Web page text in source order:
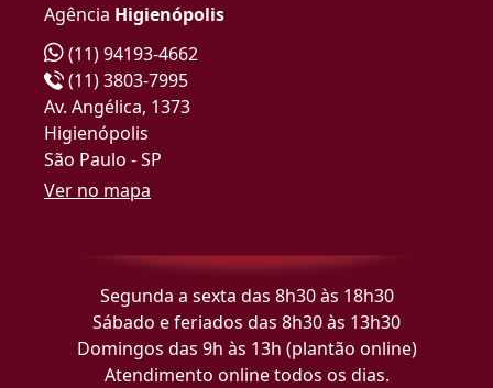
Agência Higienópolis
(11) 94193-4662
(11) 3803-7995
Av. Angélica, 1373
Higienópolis
São Paulo - SP
Ver no mapa
Segunda a sexta das 8h30 às 18h30
Sábado e feriados das 8h30 às 13h30
Domingos das 9h às 13h (plantão online)
Atendimento online todos os dias.